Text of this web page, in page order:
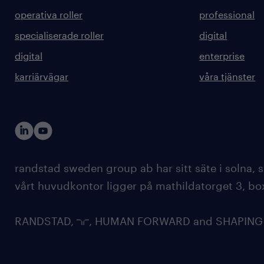
operativa roller
specialiserade roller
digital
karriärvägar
professional
digital
enterprise
våra tjänster
randstad sweden group ab har sitt säte i solna,
vårt huvudkontor ligger på mathildatorget 3,
RANDSTAD, , HUMAN FORWARD and